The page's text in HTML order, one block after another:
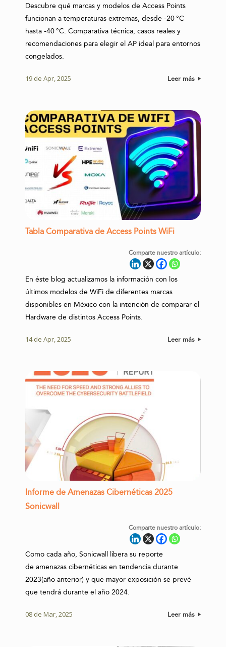
Descubre qué marcas y modelos de Access Points
funcionan a temperaturas extremas, desde -20 °C
hasta -40 °C. Comparativa técnica, casos reales y
recomendaciones para elegir el AP ideal para entornos
congelados.
19 de Apr, 2025 Leer más
Tabla Comparativa de Access Points WiFi
Comparte nuestro artículo:
En éste blog actualizamos la información con los
últimos modelos de WiFi de diferentes marcas
disponibles en México con la intención de comparar el
Hardware de distintos Access Points.
14 de Apr, 2025 Leer más
Informe de Amenazas Cibernéticas 2025
Sonicwall
Comparte nuestro artículo:
Como cada año, Sonicwall libera su reporte
de amenazas cibernéticas en tendencia durante
2023(año anterior) y que mayor exposición se prevé
que tendrá durante el año 2024.
08 de Mar, 2025 Leer más